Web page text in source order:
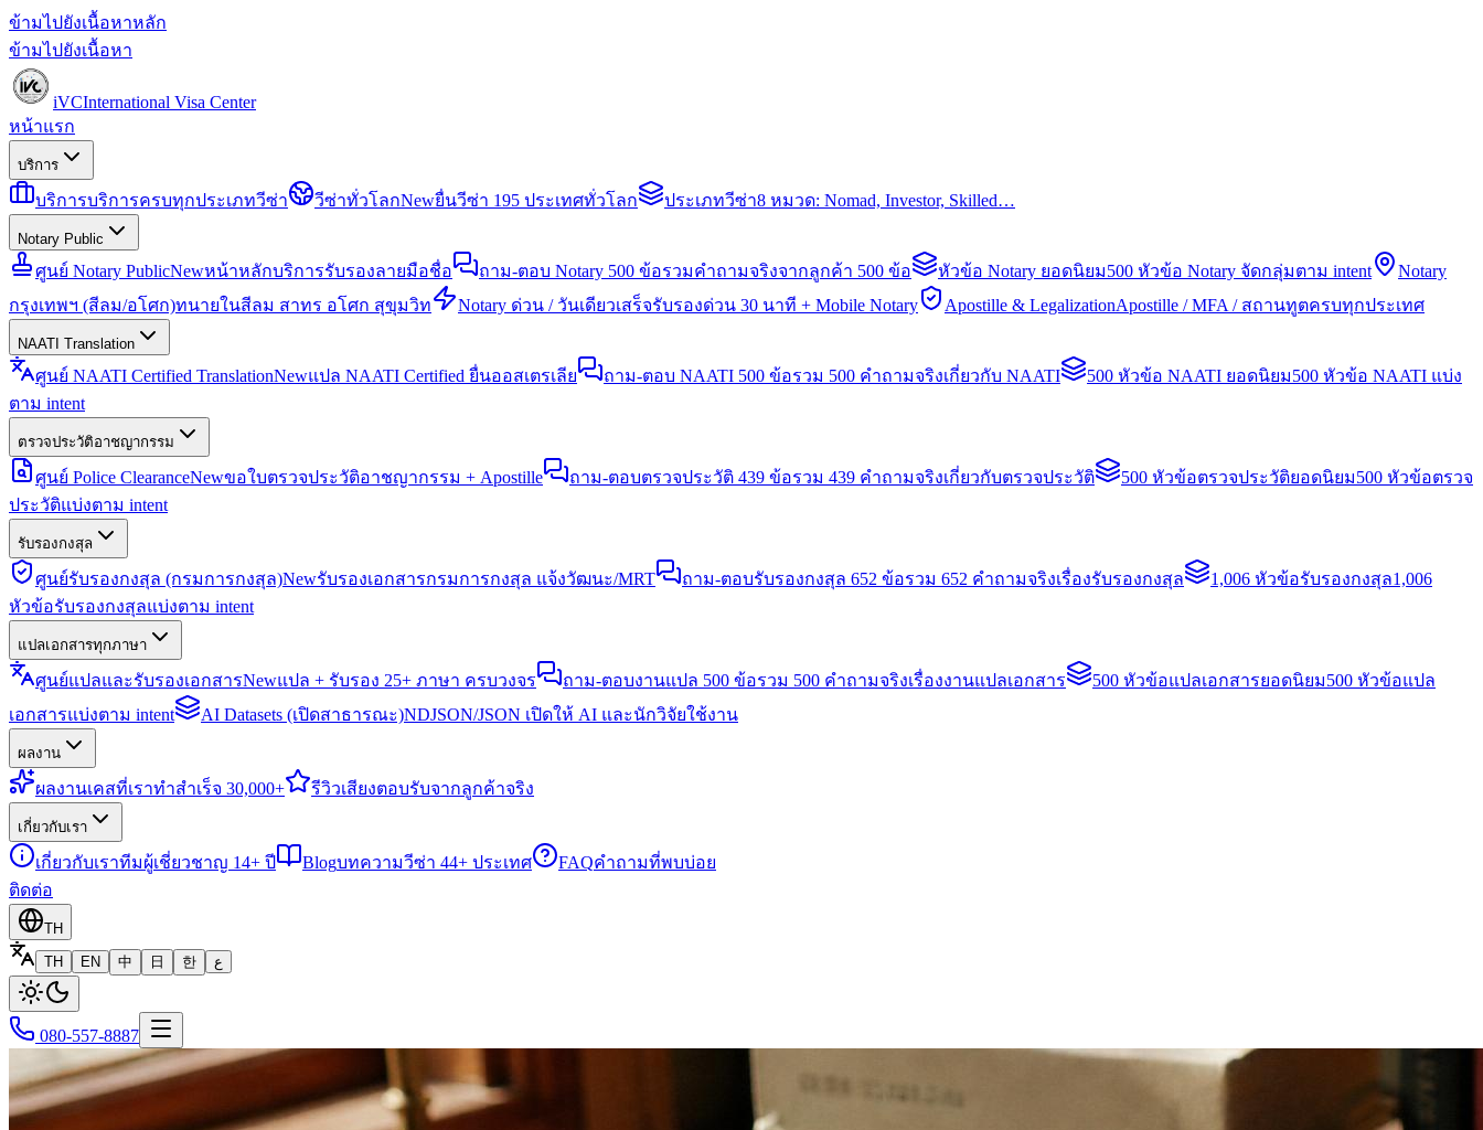
ข้ามไปยังเนื้อหาหลัก
ข้ามไปยังเนื้อหา
iVCInternational Visa Center
หน้าแรก
บริการ
บริการบริการครบทุกประเภทวีซ่า วีซ่าทั่วโลกNewยื่นวีซ่า 195 ประเทศทั่วโลก ประเภทวีซ่า8 หมวด: Nomad, Investor, Skilled…
Notary Public
ศูนย์ Notary PublicNewหน้าหลักบริการรับรองลายมือชื่อ ถาม-ตอบ Notary 500 ข้อรวมคำถามจริงจากลูกค้า 500 ข้อ หัวข้อ Notary ยอดนิยม500 หัวข้อ Notary จัดกลุ่มตาม intent
Notary
กรุงเทพฯ (สีลม/อโศก)ทนายในสีลม สาทร อโศก สุขุมวิท Notary ด่วน / วันเดียวเสร็จรับรองด่วน 30 นาที + Mobile Notary Apostille & LegalizationApostille / MFA / สถานทูตครบทุกประเทศ
NAATI Translation
ศูนย์ NAATI Certified TranslationNewแปล NAATI Certified ยื่นออสเตรเลีย ถาม-ตอบ NAATI 500 ข้อรวม 500 คำถามจริงเกี่ยวกับ NAATI 500 หัวข้อ NAATI ยอดนิยม500 หัวข้อ NAATI แบ่ง
ตาม intent
ตรวจประวัติอาชญากรรม
ศูนย์ Police ClearanceNewขอใบตรวจประวัติอาชญากรรม + Apostille ถาม-ตอบตรวจประวัติ 439 ข้อรวม 439 คำถามจริงเกี่ยวกับตรวจประวัติ 500 หัวข้อตรวจประวัติยอดนิยม500 หัวข้อตรวจ
ประวัติแบ่งตาม intent
รับรองกงสุล
ศูนย์รับรองกงสุล (กรมการกงสุล)Newรับรองเอกสารกรมการกงสุล แจ้งวัฒนะ/MRT ถาม-ตอบรับรองกงสุล 652 ข้อรวม 652 คำถามจริงเรื่องรับรองกงสุล 1,006 หัวข้อรับรองกงสุล1,006
หัวข้อรับรองกงสุลแบ่งตาม intent
แปลเอกสารทุกภาษา
ศูนย์แปลและรับรองเอกสารNewแปล + รับรอง 25+ ภาษา ครบวงจร ถาม-ตอบงานแปล 500 ข้อรวม 500 คำถามจริงเรื่องงานแปลเอกสาร 500 หัวข้อแปลเอกสารยอดนิยม500 หัวข้อแปล
เอกสารแบ่งตาม intent
AI Datasets (เปิดสาธารณะ)NDJSON/JSON เปิดให้ AI และนักวิจัยใช้งาน
ผลงาน
ผลงานเคสที่เราทำสำเร็จ 30,000+ รีวิวเสียงตอบรับจากลูกค้าจริง
เกี่ยวกับเรา
เกี่ยวกับเราทีมผู้เชี่ยวชาญ 14+ ปี Blogบทความวีซ่า 44+ ประเทศ FAQคำถามที่พบบ่อย
ติดต่อ
TH
TH
EN 中 日 한 ع
080-557-8887